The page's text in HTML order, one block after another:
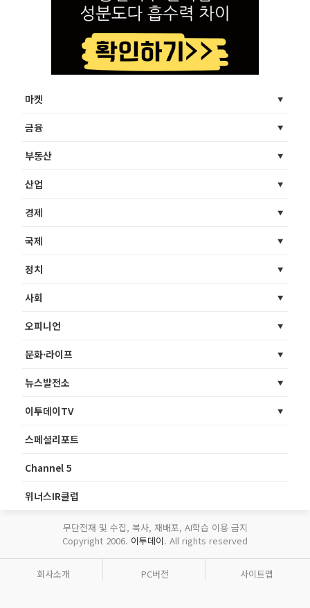
마켓
금융
부동산
산업
경제
국제
정치
사회
오피니언
문화·라이프
뉴스발전소
이투데이TV
스페셜리포트
Channel 5
위너스IR클럽
무단전재 및 수집, 복사, 재배포, AI학습 이용 금지
Copyright 2006. 이투데이. All rights reserved
회사소개 PC버전 사이트맵